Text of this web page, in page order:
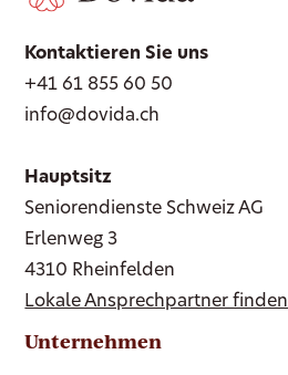
Kontaktieren Sie uns
+41 61 855 60 50
info@dovida.ch
Hauptsitz
Seniorendienste Schweiz AG
Erlenweg 3
4310 Rheinfelden
Lokale Ansprechpartner finden
Unternehmen